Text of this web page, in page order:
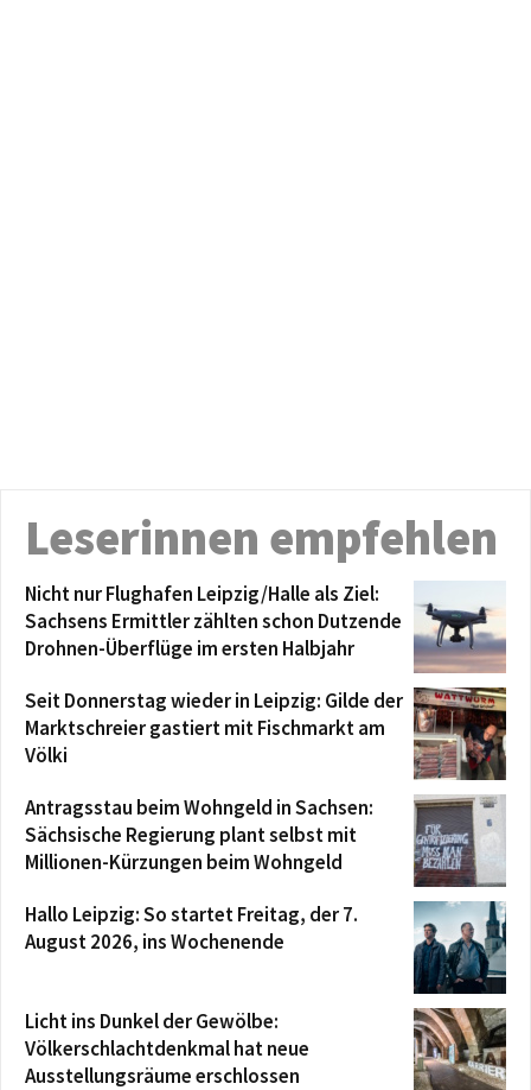
Leserinnen empfehlen
Nicht nur Flughafen Leipzig/Halle als Ziel:
Sachsens Ermittler zählten schon Dutzende
Drohnen-Überflüge im ersten Halbjahr
Seit Donnerstag wieder in Leipzig: Gilde der
Marktschreier gastiert mit Fischmarkt am
Völki
Antragsstau beim Wohngeld in Sachsen:
Sächsische Regierung plant selbst mit
Millionen-Kürzungen beim Wohngeld
Hallo Leipzig: So startet Freitag, der 7.
August 2026, ins Wochenende
Licht ins Dunkel der Gewölbe:
Völkerschlachtdenkmal hat neue
Ausstellungsräume erschlossen